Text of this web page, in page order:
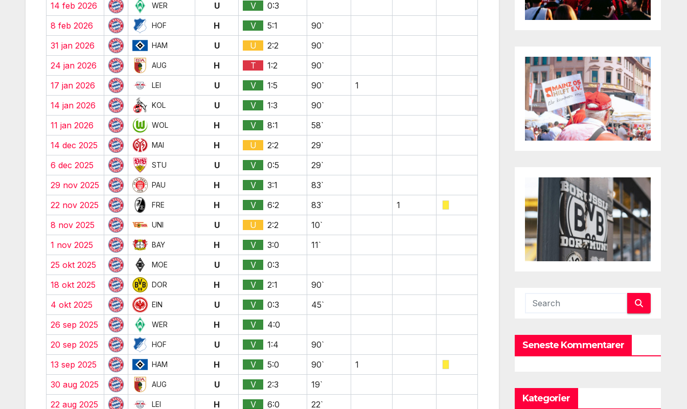
14 feb 2026
WER U V
0:3
8 feb 2026
HOF H V 5:1
90`
31 jan 2026
HAM U U 2:2
90`
24 jan 2026
AUG H T 1:2
90`
17 jan 2026
LEI U V 1:5 90`
1
14 jan 2026
KOL U V 1:3
90`
11 jan 2026
WOL H V 8:1
58`
14 dec 2025
MAI H U 2:2
29`
6 dec 2025
STU U V 0:5
29`
29 nov 2025
PAU H V 3:1
83`
22 nov 2025
FRE H V 6:2 83`
1
8 nov 2025
UNI U U 2:2
10`
1 nov 2025
BAY H V 3:0
11`
25 okt 2025
MOE U V
0:3
18 okt 2025
DOR H V 2:1
90`
4 okt 2025
EIN U V 0:3
45`
26 sep 2025
WER H V
4:0
20 sep 2025
HOF U V 1:4
90`
13 sep 2025
HAM H V 5:0 90`
1
30 aug 2025
AUG U V 2:3
19`
22 aug 2025
LEI H V 6:0 22`
Seneste Kommentarer
Kategorier